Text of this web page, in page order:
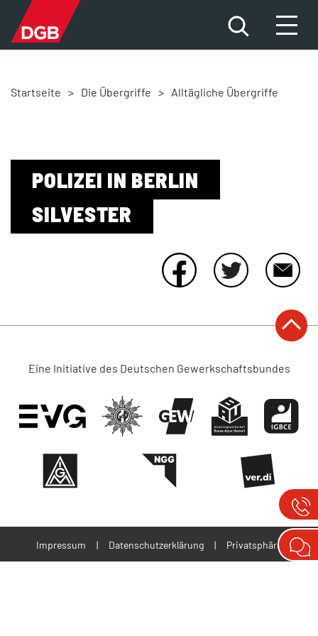
HILFE FÜR BETROFFENE
DIE FAKTEN
DIE ÜBERGRIFFE
KONTAKT
Startseite > Die Übergriffe > Alltägliche Übergriffe
POLIZEI IN BERLIN
SILVESTER
Eine Initiative des Deutschen Gewerkschaftsbundes
Impressum | Datenschutzerklärung | Privatsphäre